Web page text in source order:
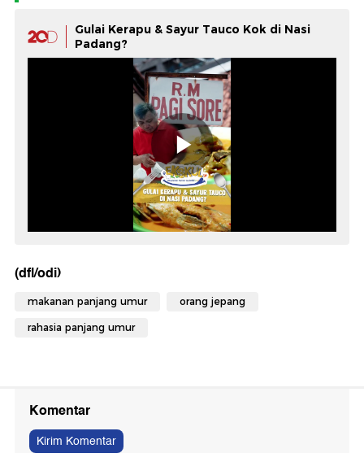
Gulai Kerapu & Sayur Tauco Kok di Nasi
Padang?
(dfl/odi)
makanan panjang umur orang jepang
rahasia panjang umur
Komentar
Kirim Komentar